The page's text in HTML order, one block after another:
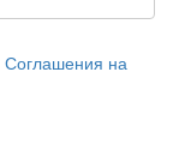
Соглашения на